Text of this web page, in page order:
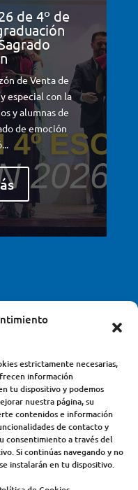
estrictamente necesarias,
información
tu dispositivo y podemos
nuestra página, su
contenidos e información
de contacto y
consentimiento a través del
Si continúas navegando y no
instalarán en tu dispositivo.
de 4º de
de Venta de
especial con la
y alumnas de
de emoción
Corazón
– Venta de Baños